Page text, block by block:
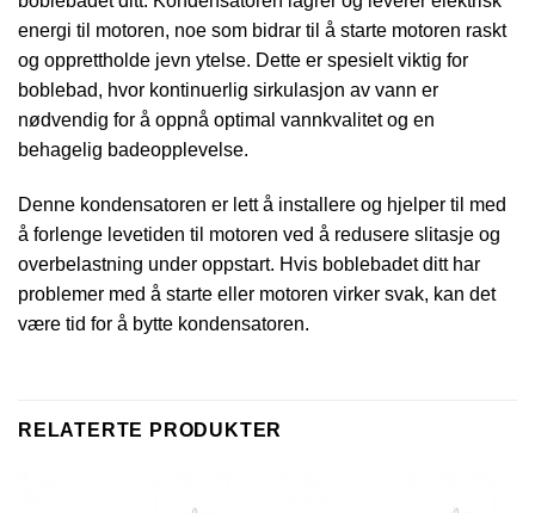
energi til motoren, noe som bidrar til å starte motoren raskt
og opprettholde jevn ytelse. Dette er spesielt viktig for
boblebad, hvor kontinuerlig sirkulasjon av vann er
nødvendig for å oppnå optimal vannkvalitet og en
behagelig badeopplevelse.
Denne kondensatoren er lett å installere og hjelper til med
å forlenge levetiden til motoren ved å redusere slitasje og
overbelastning under oppstart. Hvis boblebadet ditt har
problemer med å starte eller motoren virker svak, kan det
være tid for å bytte kondensatoren.
RELATERTE PRODUKTER